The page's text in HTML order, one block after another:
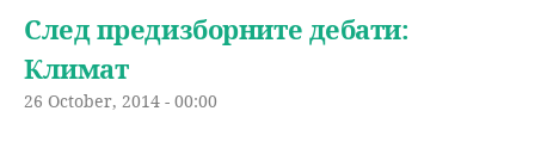
След предизборните дебати:
Климат
26 October, 2014 - 00:00